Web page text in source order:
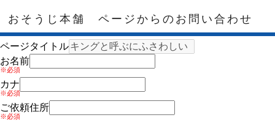
おそうじ本舗 ページからのお問い合わせ
ページタイトル
お名前
※必須
カナ
※必須
ご依頼住所
※必須